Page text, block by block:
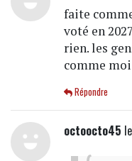
faite
voté en
rien. les
comme moi
Répondre
octoocto45